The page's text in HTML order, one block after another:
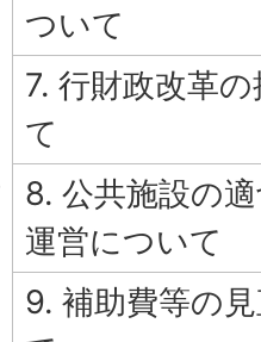
ついて
7. 行財政改革
て
8. 公共施設の
運営について
9. 補助費等の